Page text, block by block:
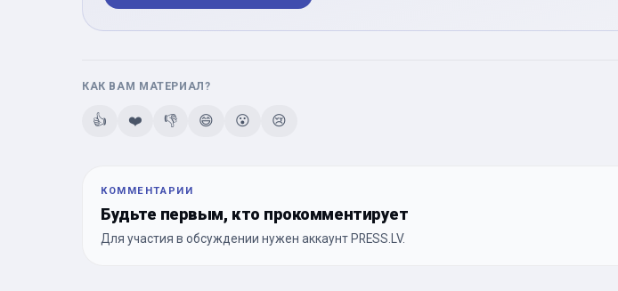
КАК ВАМ МАТЕРИАЛ?
👍 ❤️ 👎 😄 😮 😢
КОММЕНТАРИИ
Будьте первым, кто прокомментирует
Для участия в обсуждении нужен аккаунт PRESS.LV.